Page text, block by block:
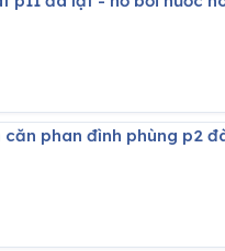
căn phan đình phùng